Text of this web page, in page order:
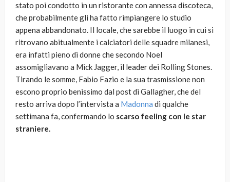
stato poi condotto in un ristorante con annessa discoteca,
che probabilmente gli ha fatto rimpiangere lo studio
appena abbandonato. Il locale, che sarebbe il luogo in cui si
ritrovano abitualmente i calciatori delle squadre milanesi,
era infatti pieno di donne che secondo Noel
assomigliavano a Mick Jagger, il leader dei Rolling Stones.
Tirando le somme, Fabio Fazio e la sua trasmissione non
escono proprio benissimo dal post di Gallagher, che del
resto arriva dopo l’intervista a Madonna di qualche
settimana fa, confermando lo scarso feeling con le star
straniere.